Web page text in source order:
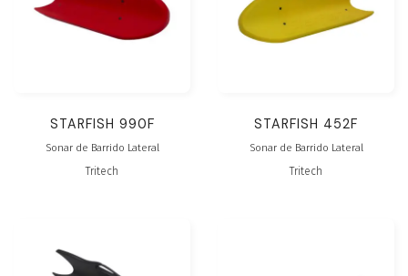
STARFISH 990F
Sonar de Barrido Lateral
Tritech
STARFISH 452F
Sonar de Barrido Lateral
Tritech